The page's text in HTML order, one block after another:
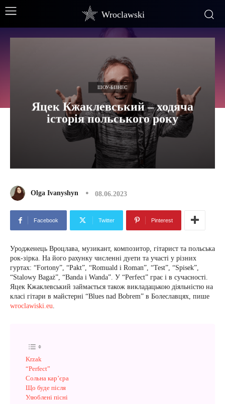
Wroclawski
ШОУ-БІЗНЕС
Яцек Кжаклевський – ходяча
історія польського року
Olga Ivanyshyn 08.06.2023
Facebook Twitter Pinterest
Уродженець Вроцлава, музикант, композитор, гітарист та польська
рок-зірка. На його рахунку численні дуети та участі у різних
гуртах: “Fortony”, “Pakt”, “Romuald i Roman”, “Test”, “Spisek”,
“Stalowy Bagaż”, “Banda i Wanda”. У “Perfect” грає і в сучасності.
Яцек Кжаклевський займається також викладацькою діяльністю на
класі гітари в майстерні “Blues nad Bobrem” в Болеславцях, пише
wroclawiski.eu.
Krzak
“Perfect”
Сольна кар’єра
Що буде після
Улюблені пісні